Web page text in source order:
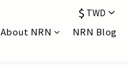
$ TWD
About NRN NRN Blog